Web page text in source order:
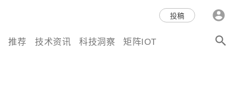
科技互联网,科技,资讯,动态,洞
察,量子,计算,AI,人工智能,机器
投稿
推荐 技术资讯 科技洞察 矩阵IOT